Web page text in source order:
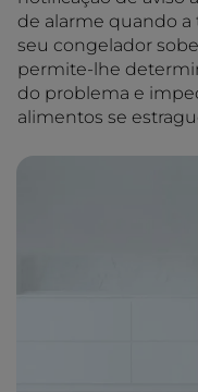
de alarme quando
seu congelador
permite-lhe
do problema e
alimentos se